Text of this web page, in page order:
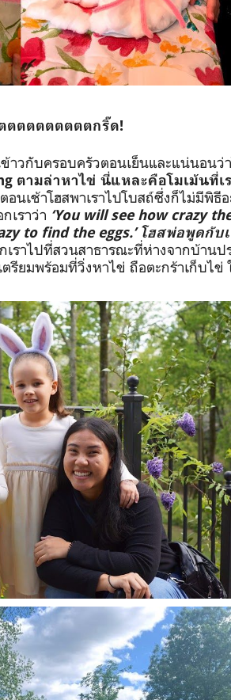
ตตตตตตตตตกริ๊ด!
าวกับครอบครัวตอนเย็นและแน่นอนว่
ตามล่าหาไข่ นี่แหละคือโมเม้นที่เ
ตอนเช้าโฮสพาเราไปโบสถ์ซึ่งก็ไม่มีพิธี
เราว่า ‘You will see how crazy
to find the eggs.’โฮสพ่อพูดกับ
ราไปที่สวนสาธารณะที่ห่างจากบ้านป
รียมพร้อมที่วิ่งหาไข่ ถือตะกร้าเก็บไ